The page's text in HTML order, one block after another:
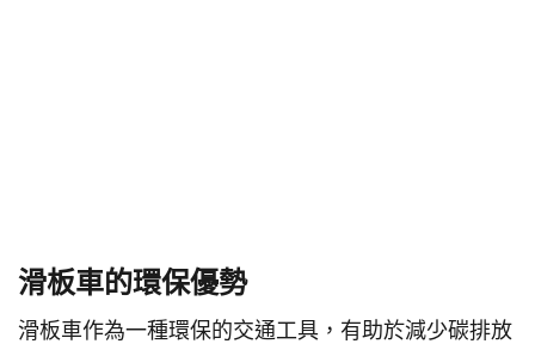
滑板車的環保優勢
滑板車作為一種環保的交通工具，有助於減少碳排放